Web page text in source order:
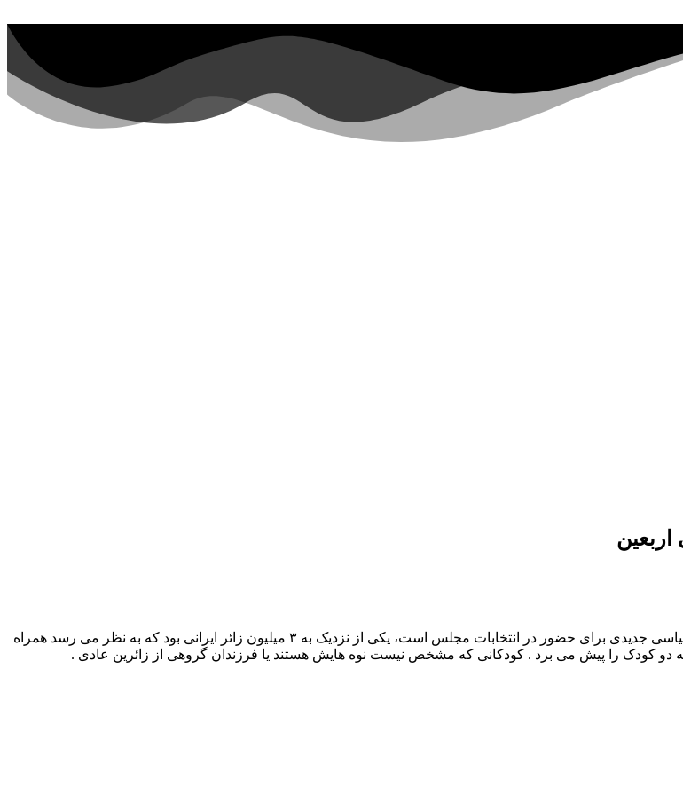
محمد باقر قالیباف شهردار پیشین تهران که این روزها سخت به دنبال راه انداختن جبهه سیاسی جدیدی برای حضور در انتخابات مجلس است، یکی از نزدیک به ۳ میلیون زائر ایرانی بود که به نظر می رسد همراه
دو کودک را پیش می برد . کودکانی که مشخص نیست نوه هایش هستند یا فرزندان گروهی از زائرین عادی .